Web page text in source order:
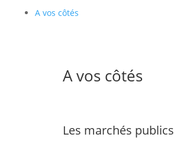
A vos côtés
A vos côtés
Les marchés publics